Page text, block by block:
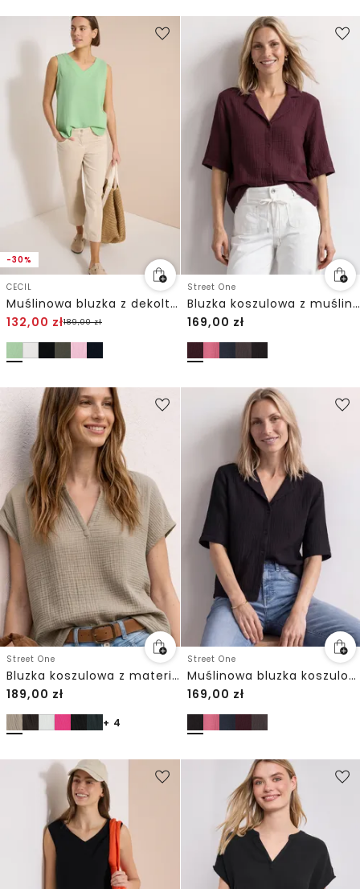
-30%
CECIL
Muślinowa bluzka z dekoltem w szpic
132,00 zł189,00zł
Street One
Bluzka koszulowa z muślinu z kołnierzykiem typu „bowling”
169,00 zł
Street One
Bluzka koszulowa z materiału muślinowego
189,00 zł
+ 4
Street One
Muślinowa bluzka koszulowa z kołnierzykiem typu „bowling”
169,00 zł